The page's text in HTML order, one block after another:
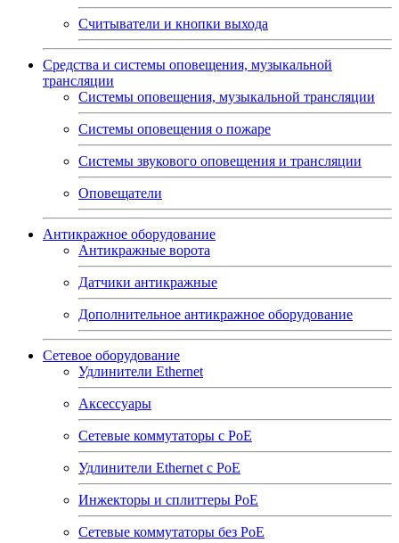
Считыватели и кнопки выхода
Средства и системы оповещения, музыкальной
трансляции
Системы оповещения, музыкальной трансляции
Системы оповещения о пожаре
Системы звукового оповещения и трансляции
Оповещатели
Антикражное оборудование
Антикражные ворота
Датчики антикражные
Дополнительное антикражное оборудование
Сетевое оборудование
Удлинители Ethernet
Аксессуары
Сетевые коммутаторы с РоЕ
Удлинители Ethernet с PoE
Инжекторы и сплиттеры РоЕ
Сетевые коммутаторы без РоЕ